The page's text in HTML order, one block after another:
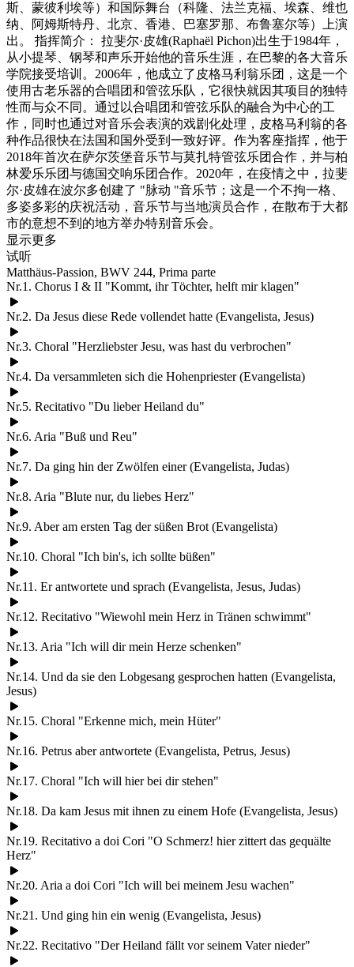
斯、蒙彼利埃等）和国际舞台（科隆、法兰克福、埃森、维也
纳、阿姆斯特丹、北京、香港、巴塞罗那、布鲁塞尔等）上演
出。 指挥简介： 拉斐尔·皮雄(Raphaël Pichon)出生于1984年，
从小提琴、钢琴和声乐开始他的音乐生涯，在巴黎的各大音乐
学院接受培训。2006年，他成立了皮格马利翁乐团，这是一个
使用古老乐器的合唱团和管弦乐队，它很快就因其项目的独特
性而与众不同。通过以合唱团和管弦乐队的融合为中心的工
作，同时也通过对音乐会表演的戏剧化处理，皮格马利翁的各
种作品很快在法国和国外受到一致好评。作为客座指挥，他于
2018年首次在萨尔茨堡音乐节与莫扎特管弦乐团合作，并与柏
林爱乐乐团与德国交响乐团合作。2020年，在疫情之中，拉斐
尔·皮雄在波尔多创建了 "脉动 "音乐节；这是一个不拘一格、
多姿多彩的庆祝活动，音乐节与当地演员合作，在散布于大都
市的意想不到的地方举办特别音乐会。
显示更多
试听
Matthäus-Passion, BWV 244, Prima parte
Nr.1. Chorus I & II "Kommt, ihr Töchter, helft mir klagen"
Nr.2. Da Jesus diese Rede vollendet hatte (Evangelista, Jesus)
Nr.3. Choral "Herzliebster Jesu, was hast du verbrochen"
Nr.4. Da versammleten sich die Hohenpriester (Evangelista)
Nr.5. Recitativo "Du lieber Heiland du"
Nr.6. Aria "Buß und Reu"
Nr.7. Da ging hin der Zwölfen einer (Evangelista, Judas)
Nr.8. Aria "Blute nur, du liebes Herz"
Nr.9. Aber am ersten Tag der süßen Brot (Evangelista)
Nr.10. Choral "Ich bin's, ich sollte büßen"
Nr.11. Er antwortete und sprach (Evangelista, Jesus, Judas)
Nr.12. Recitativo "Wiewohl mein Herz in Tränen schwimmt"
Nr.13. Aria "Ich will dir mein Herze schenken"
Nr.14. Und da sie den Lobgesang gesprochen hatten (Evangelista,
Jesus)
Nr.15. Choral "Erkenne mich, mein Hüter"
Nr.16. Petrus aber antwortete (Evangelista, Petrus, Jesus)
Nr.17. Choral "Ich will hier bei dir stehen"
Nr.18. Da kam Jesus mit ihnen zu einem Hofe (Evangelista, Jesus)
Nr.19. Recitativo a doi Cori "O Schmerz! hier zittert das gequälte
Herz"
Nr.20. Aria a doi Cori "Ich will bei meinem Jesu wachen"
Nr.21. Und ging hin ein wenig (Evangelista, Jesus)
Nr.22. Recitativo "Der Heiland fällt vor seinem Vater nieder"